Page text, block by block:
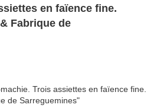
en faïence fine.
Fabrique de